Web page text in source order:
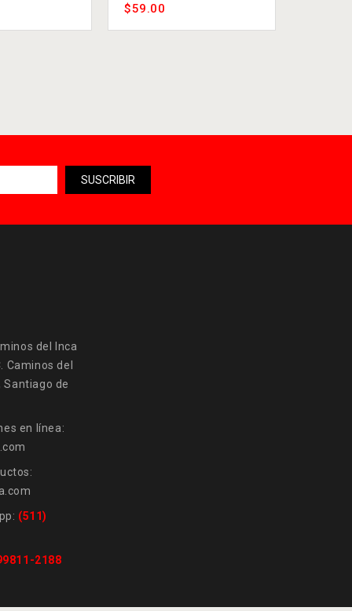
$59.00
del Inca
Caminos del
Santiago de
en línea:
(511)
2188